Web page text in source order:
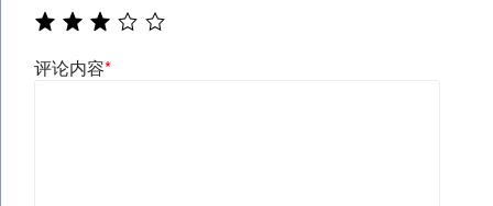
评论内容*